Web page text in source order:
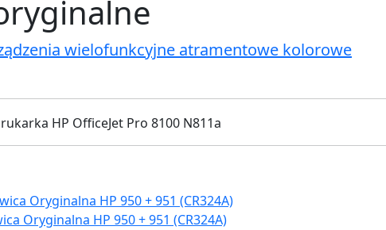
wielofunkcyjne atramentowe kolorowe
Oryginalna HP 950 + 951 (CR324A)